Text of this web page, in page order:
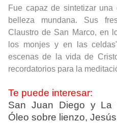
Fue capaz de sintetizar
belleza mundana. Sus
Claustro de San Marco, en
los monjes y en las
escenas de la vida de
recordatorios para la
Te puede interesar:
San Juan Diego y La
Óleo sobre lienzo,